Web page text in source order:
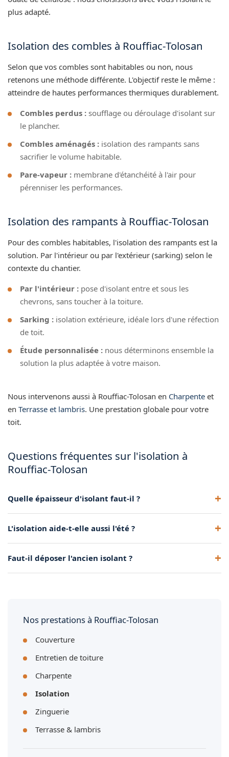
plus adapté.
Isolation des combles à Rouffiac-Tolosan
Selon que vos combles sont habitables ou non, nous
retenons une méthode différente. L'objectif reste le même :
atteindre de hautes performances thermiques durablement.
Combles perdus : soufflage ou déroulage d'isolant sur
le plancher.
Combles aménagés : isolation des rampants sans
sacrifier le volume habitable.
Pare-vapeur : membrane d'étanchéité à l'air pour
pérenniser les performances.
Isolation des rampants à Rouffiac-Tolosan
Pour des combles habitables, l'isolation des rampants est la
solution. Par l'intérieur ou par l'extérieur (sarking) selon le
contexte du chantier.
Par l'intérieur : pose d'isolant entre et sous les
chevrons, sans toucher à la toiture.
Sarking : isolation extérieure, idéale lors d'une réfection
de toit.
Étude personnalisée : nous déterminons ensemble la
solution la plus adaptée à votre maison.
Nous intervenons aussi à Rouffiac-Tolosan en Charpente et
en Terrasse et lambris. Une prestation globale pour votre
toit.
Questions fréquentes sur l'isolation à
Rouffiac-Tolosan
Quelle épaisseur d'isolant faut-il ?
les rampants, afin d'atteindre les performances
recommandées.
L'isolation aide-t-elle aussi l'été ?
particulièrement utile dans la région toulousaine.
Faut-il déposer l'ancien isolant ?
Nos prestations à Rouffiac-Tolosan
Couverture
Entretien de toiture
Charpente
Isolation
Zinguerie
Terrasse & lambris